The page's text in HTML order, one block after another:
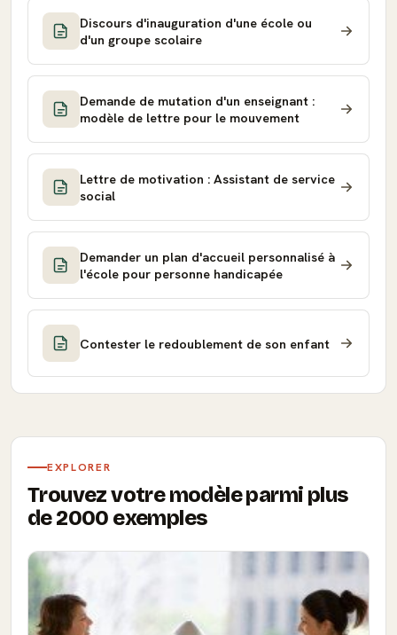
Discours d'inauguration d'une école ou
d'un groupe scolaire
Demande de mutation d'un enseignant :
modèle de lettre pour le mouvement
Lettre de motivation : Assistant de service
social
Demander un plan d'accueil personnalisé à
l'école pour personne handicapée
Contester le redoublement de son enfant
EXPLORER
Trouvez votre modèle parmi plus
de 2000 exemples